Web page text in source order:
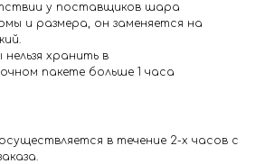
у поставщиков шара
и размера, он заменяется на
хранить в
пакете больше 1 часа
в течение 2-х часов с